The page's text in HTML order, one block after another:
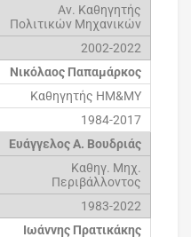
Αν. Καθηγητής
Πολιτικών Μηχανικών
2002-2022
Νικόλαος Παπαμάρκος
Καθηγητής ΗΜ&ΜΥ
1984-2017
Ευάγγελος Α. Βουδριάς
Καθηγ. Μηχ.
Περιβάλλοντος
1983-2022
Ιωάννης Πρατικάκης